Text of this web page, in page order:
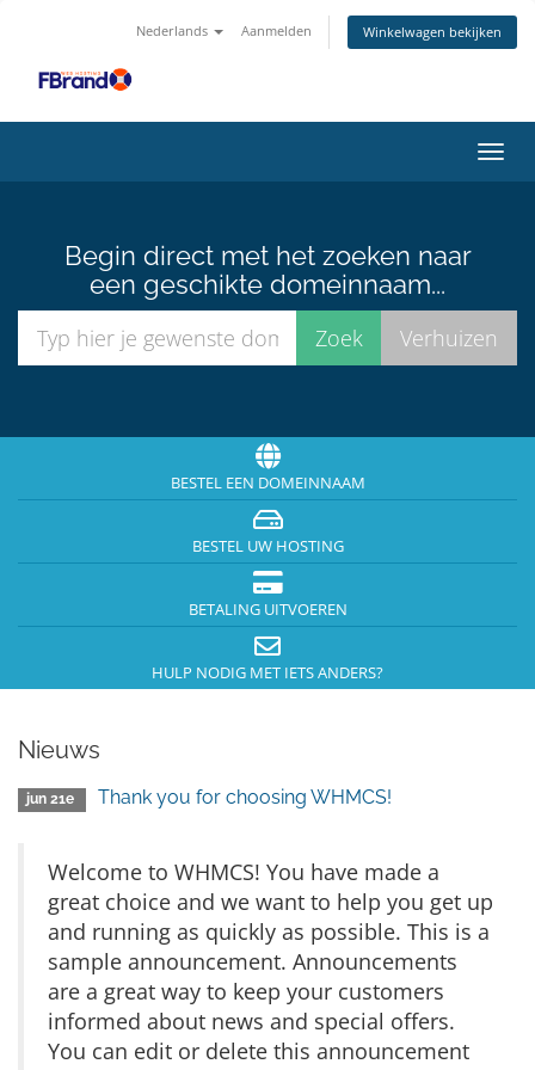
Nederlands Aanmelden Winkelwagen bekijken
in-/
Begin direct met het zoeken naar
een geschikte domeinnaam...
BESTEL EEN DOMEINNAAM
BESTEL UW HOSTING
BETALING UITVOEREN
HULP NODIG MET IETS ANDERS?
Nieuws
jun 21e Thank you for choosing WHMCS!
Welcome to WHMCS! You have made a
great choice and we want to help you get up
and running as quickly as possible. This is a
sample announcement. Announcements
are a great way to keep your customers
informed about news and special offers.
You can edit or delete this announcement